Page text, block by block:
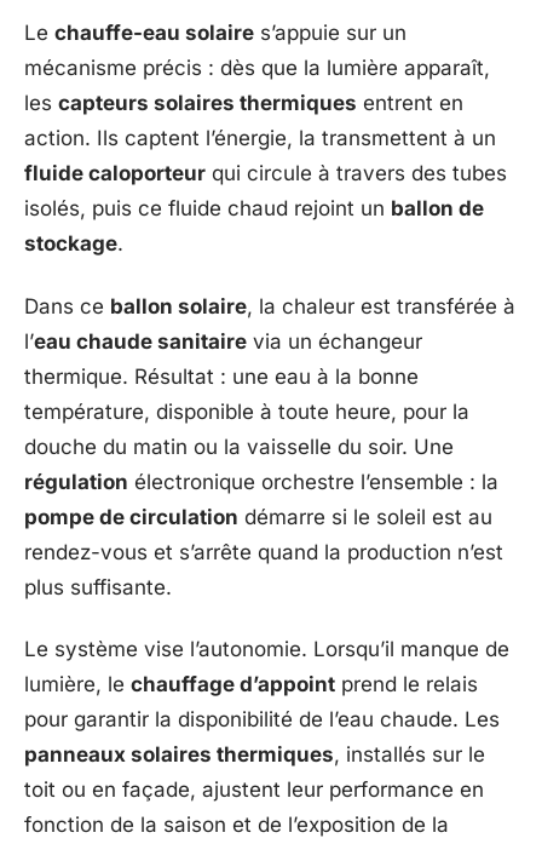
Le chauffe-eau solaire s’appuie sur un
mécanisme précis : dès que la lumière apparaît,
les capteurs solaires thermiques entrent en
action. Ils captent l’énergie, la transmettent à un
fluide caloporteur qui circule à travers des tubes
isolés, puis ce fluide chaud rejoint un ballon de
stockage.
Dans ce ballon solaire, la chaleur est transférée à
l’eau chaude sanitaire via un échangeur
thermique. Résultat : une eau à la bonne
température, disponible à toute heure, pour la
douche du matin ou la vaisselle du soir. Une
régulation électronique orchestre l’ensemble : la
pompe de circulation démarre si le soleil est au
rendez-vous et s’arrête quand la production n’est
plus suffisante.
Le système vise l’autonomie. Lorsqu’il manque de
lumière, le chauffage d’appoint prend le relais
pour garantir la disponibilité de l’eau chaude. Les
panneaux solaires thermiques, installés sur le
toit ou en façade, ajustent leur performance en
fonction de la saison et de l’exposition de la